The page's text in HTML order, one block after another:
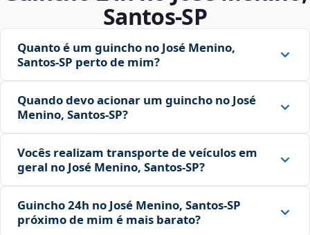
Santos‑SP
Quanto é um guincho no José Menino,
Santos‑SP perto de mim?
Quando devo acionar um guincho no José
Menino, Santos‑SP?
Vocês realizam transporte de veículos em
geral no José Menino, Santos‑SP?
Guincho 24h no José Menino, Santos‑SP
próximo de mim é mais barato?